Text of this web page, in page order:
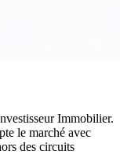
Immobilier.
le marché avec
des circuits